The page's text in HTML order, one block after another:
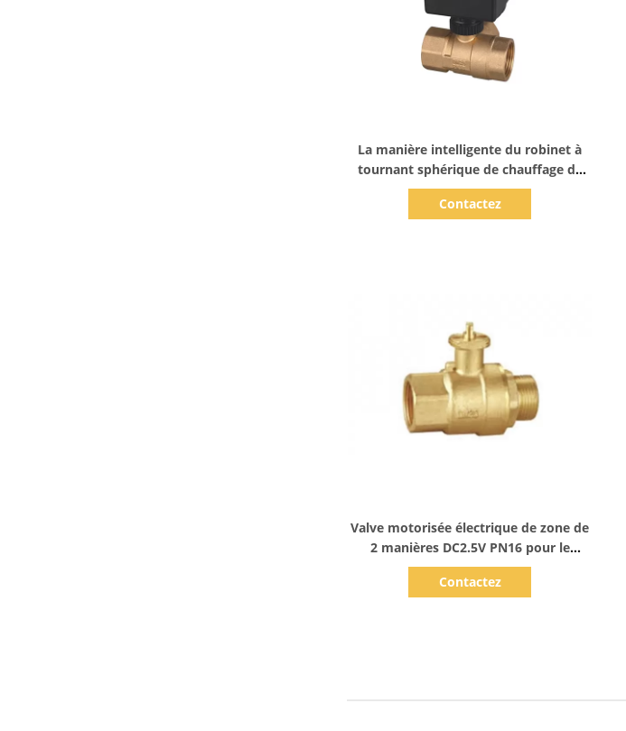
La manière intelligente du robinet à
tournant sphérique de chauffage de
contrôle de chauffage central DN20 3 a
motorisé
Contactez
Valve motorisée électrique de zone de
2 manières DC2.5V PN16 pour le
chauffage de Hydronic
Contactez